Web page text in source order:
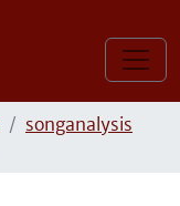
songanalysis